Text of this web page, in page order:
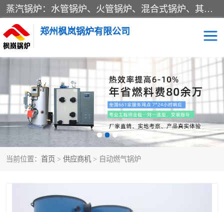
蒸汽锅炉：水管锅炉、火管锅炉、混合式锅炉、其他蒸汽锅炉； 热水锅炉：家用型集中供暖用热水锅炉、其他热水锅炉； 有机热载体锅炉； 船用蒸汽锅炉； （锅炉用辅助设备及装置）蒸汽冷凝器：表面冷凝器、混合式冷凝器、空冷式冷凝器、其他蒸汽冷凝器； 锅炉用辅助设备：节热器、蒸汽收集器、蓄能器、烟垢清除器、气体回收器、泥渣刮除器、空气预热器、其他锅炉用辅助设备；
郑州枫岚锅炉有限公司
当前位置： 首页 > 供应商机 > 自动燃气锅炉